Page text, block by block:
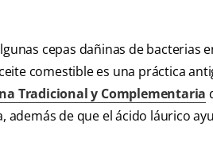
cepas dañinas de bacterias
comestible es una práctica
Tradicional y Complementaria
de que el ácido láurico